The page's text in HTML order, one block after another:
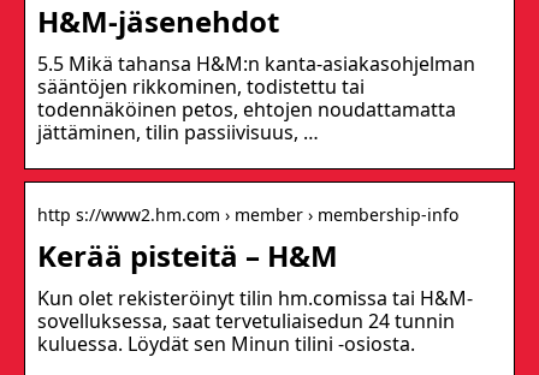
H&M-jäsenehdot
5.5 Mikä tahansa H&M:n kanta-asiakasohjelman
sääntöjen rikkominen, todistettu tai
todennäköinen petos, ehtojen noudattamatta
jättäminen, tilin passiivisuus, …
http s://www2.hm.com › member › membership-info
Kerää pisteitä – H&M
Kun olet rekisteröinyt tilin hm.comissa tai H&M-
sovelluksessa, saat tervetuliaisedun 24 tunnin
kuluessa. Löydät sen Minun tilini -osiosta.